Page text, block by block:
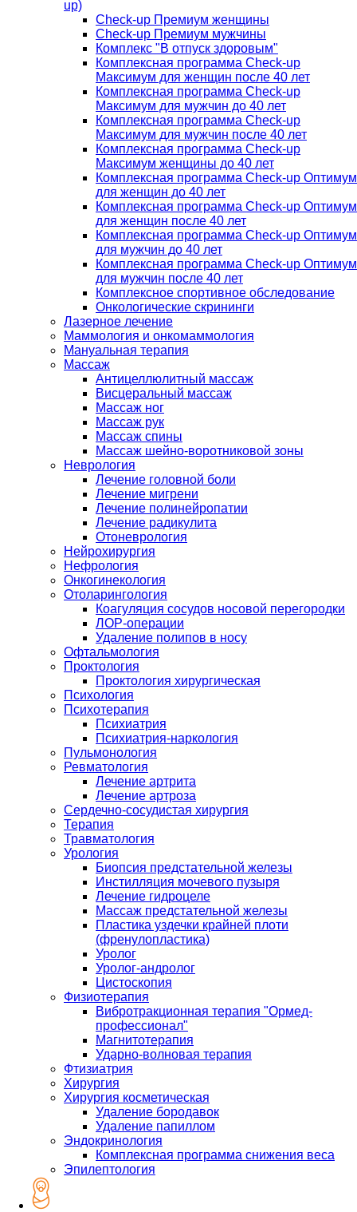
up)
Check-up Премиум женщины
Check-up Премиум мужчины
Комплекс "В отпуск здоровым"
Комплексная программа Check-up
Максимум для женщин после 40 лет
Комплексная программа Check-up
Максимум для мужчин до 40 лет
Комплексная программа Check-up
Максимум для мужчин после 40 лет
Комплексная программа Check-up
Максимум женщины до 40 лет
Комплексная программа Check-up Оптимум
для женщин до 40 лет
Комплексная программа Check-up Оптимум
для женщин после 40 лет
Комплексная программа Check-up Оптимум
для мужчин до 40 лет
Комплексная программа Check-up Оптимум
для мужчин после 40 лет
Комплексное спортивное обследование
Онкологические скрининги
Лазерное лечение
Маммология и онкомаммология
Мануальная терапия
Массаж
Антицеллюлитный массаж
Висцеральный массаж
Массаж ног
Массаж рук
Массаж спины
Массаж шейно-воротниковой зоны
Неврология
Лечение головной боли
Лечение мигрени
Лечение полинейропатии
Лечение радикулита
Отоневрология
Нейрохирургия
Нефрология
Онкогинекология
Отоларингология
Коагуляция сосудов носовой перегородки
ЛОР-операции
Удаление полипов в носу
Офтальмология
Проктология
Проктология хирургическая
Психология
Психотерапия
Психиатрия
Психиатрия-наркология
Пульмонология
Ревматология
Лечение артрита
Лечение артроза
Сердечно-сосудистая хирургия
Терапия
Травматология
Урология
Биопсия предстательной железы
Инстилляция мочевого пузыря
Лечение гидроцеле
Массаж предстательной железы
Пластика уздечки крайней плоти
(френулопластика)
Уролог
Уролог-андролог
Цистоскопия
Физиотерапия
Вибротракционная терапия "Ормед-
профессионал"
Магнитотерапия
Ударно-волновая терапия
Фтизиатрия
Хирургия
Хирургия косметическая
Удаление бородавок
Удаление папиллом
Эндокринология
Комплексная программа снижения веса
Эпилептология